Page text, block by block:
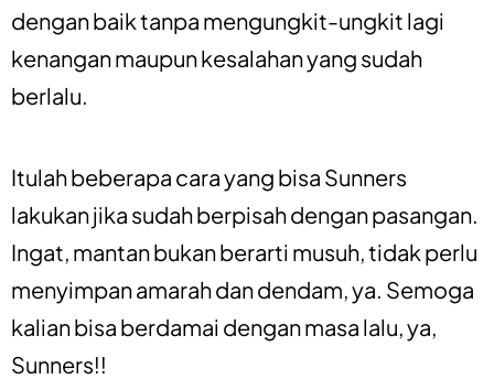
dengan baik tanpa mengungkit-ungkit lagi
kenangan maupun kesalahan yang sudah
berlalu.
Itulah beberapa cara yang bisa Sunners
lakukan jika sudah berpisah dengan pasangan.
Ingat, mantan bukan berarti musuh, tidak perlu
menyimpan amarah dan dendam, ya. Semoga
kalian bisa berdamai dengan masa lalu, ya,
Sunners!!